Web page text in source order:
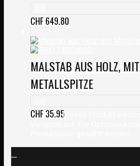
CHF649.80
MALSTAB AUS HOLZ, MIT
METALLSPITZE
CHF35.95Dieses Produkt weist
...